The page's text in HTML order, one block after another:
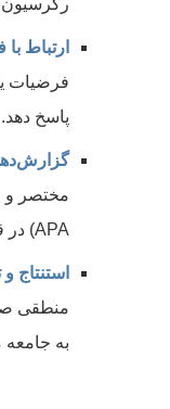
ارتباط
فرضیات
پاسخ دهد.
مختصر و
APA) در قالب جداول و نمودارها گزارش شوند.
استنتاج
منطقی
به جامعه